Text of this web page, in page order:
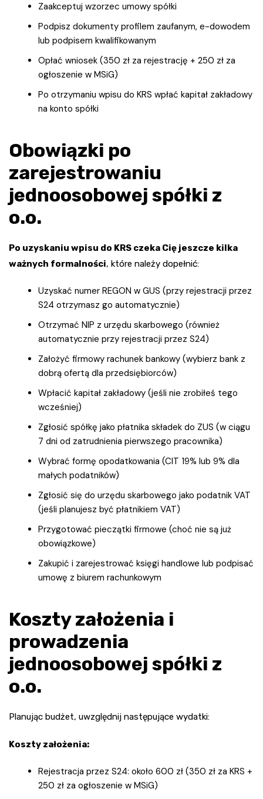
Zaakceptuj wzorzec umowy spółki
Podpisz dokumenty profilem zaufanym, e-dowodem
lub podpisem kwalifikowanym
Opłać wniosek (350 zł za rejestrację + 250 zł za
ogłoszenie w MSiG)
Po otrzymaniu wpisu do KRS wpłać kapitał zakładowy
na konto spółki
Obowiązki po
zarejestrowaniu
jednoosobowej spółki z
o.o.
Po uzyskaniu wpisu do KRS czeka Cię jeszcze kilka
ważnych formalności, które należy dopełnić:
Uzyskać numer REGON w GUS (przy rejestracji przez
S24 otrzymasz go automatycznie)
Otrzymać NIP z urzędu skarbowego (również
automatycznie przy rejestracji przez S24)
Założyć firmowy rachunek bankowy (wybierz bank z
dobrą ofertą dla przedsiębiorców)
Wpłacić kapitał zakładowy (jeśli nie zrobiłeś tego
wcześniej)
Zgłosić spółkę jako płatnika składek do ZUS (w ciągu
7 dni od zatrudnienia pierwszego pracownika)
Wybrać formę opodatkowania (CIT 19% lub 9% dla
małych podatników)
Zgłosić się do urzędu skarbowego jako podatnik VAT
(jeśli planujesz być płatnikiem VAT)
Przygotować pieczątki firmowe (choć nie są już
obowiązkowe)
Zakupić i zarejestrować księgi handlowe lub podpisać
umowę z biurem rachunkowym
Koszty założenia i
prowadzenia
jednoosobowej spółki z
o.o.
Planując budżet, uwzględnij następujące wydatki:
Koszty założenia:
Rejestracja przez S24: około 600 zł (350 zł za KRS +
250 zł za ogłoszenie w MSiG)